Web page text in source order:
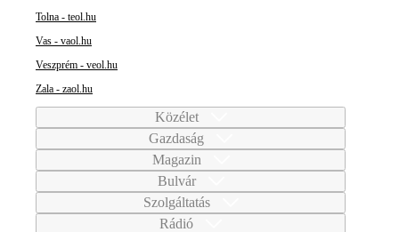
Tolna - teol.hu
Vas - vaol.hu
Veszprém - veol.hu
Zala - zaol.hu
Közélet
Gazdaság
Magazin
Bulvár
Szolgáltatás
Rádió